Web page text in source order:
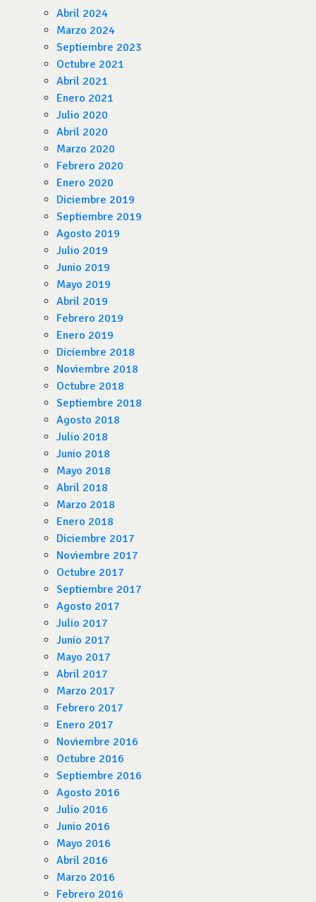
Abril 2024
Marzo 2024
Septiembre 2023
Octubre 2021
Abril 2021
Enero 2021
Julio 2020
Abril 2020
Marzo 2020
Febrero 2020
Enero 2020
Diciembre 2019
Septiembre 2019
Agosto 2019
Julio 2019
Junio 2019
Mayo 2019
Abril 2019
Febrero 2019
Enero 2019
Diciembre 2018
Noviembre 2018
Octubre 2018
Septiembre 2018
Agosto 2018
Julio 2018
Junio 2018
Mayo 2018
Abril 2018
Marzo 2018
Enero 2018
Diciembre 2017
Noviembre 2017
Octubre 2017
Septiembre 2017
Agosto 2017
Julio 2017
Junio 2017
Mayo 2017
Abril 2017
Marzo 2017
Febrero 2017
Enero 2017
Noviembre 2016
Octubre 2016
Septiembre 2016
Agosto 2016
Julio 2016
Junio 2016
Mayo 2016
Abril 2016
Marzo 2016
Febrero 2016